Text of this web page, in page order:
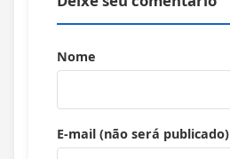
Nome
E-mail (não será publicado)